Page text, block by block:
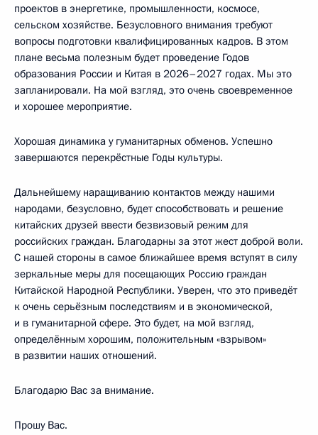
проектов в энергетике, промышленности, космосе,
сельском хозяйстве. Безусловного внимания требуют
вопросы подготовки квалифицированных кадров. В этом
плане весьма полезным будет проведение Годов
образования России и Китая в 2026–2027 годах. Мы это
запланировали. На мой взгляд, это очень своевременное
и хорошее мероприятие.
Хорошая динамика у гуманитарных обменов. Успешно
завершаются перекрёстные Годы культуры.
Дальнейшему наращиванию контактов между нашими
народами, безусловно, будет способствовать и решение
китайских друзей ввести безвизовый режим для
российских граждан. Благодарны за этот жест доброй воли.
С нашей стороны в самое ближайшее время вступят в силу
зеркальные меры для посещающих Россию граждан
Китайской Народной Республики. Уверен, что это приведёт
к очень серьёзным последствиям и в экономической,
и в гуманитарной сфере. Это будет, на мой взгляд,
определённым хорошим, положительным «взрывом»
в развитии наших отношений.
Благодарю Вас за внимание.
Прошу Вас.